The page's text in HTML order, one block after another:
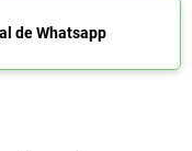
de Whatsapp